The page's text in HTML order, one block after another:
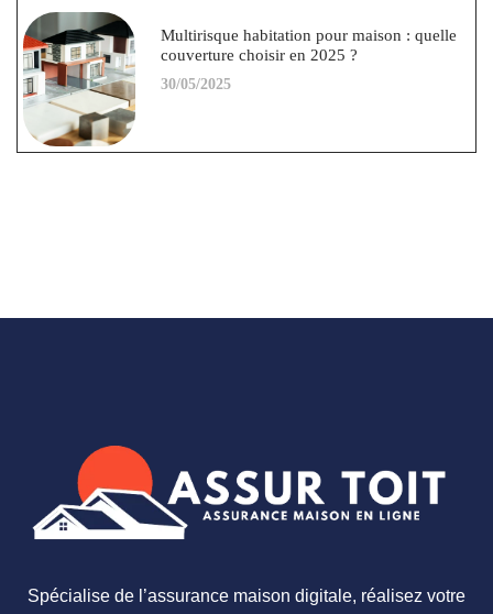
Multirisque habitation pour maison : quelle
couverture choisir en 2025 ?
30/05/2025
Spécialise de l’assurance maison digitale, réalisez votre